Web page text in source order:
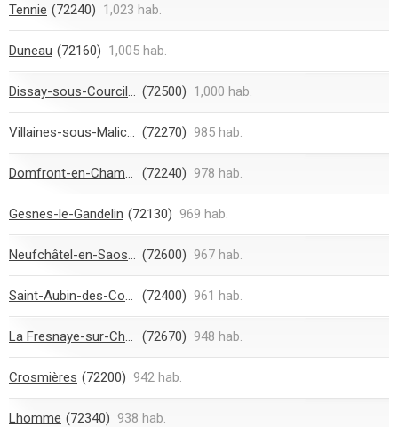
Tennie (72240) 1,023 hab.
Duneau (72160) 1,005 hab.
Dissay-sous-Courcillon (72500) 1,000 hab.
Villaines-sous-Malicorne (72270) 985 hab.
Domfront-en-Champagne (72240) 978 hab.
Gesnes-le-Gandelin (72130) 969 hab.
Neufchâtel-en-Saosnois (72600) 967 hab.
Saint-Aubin-des-Coudrais (72400) 961 hab.
La Fresnaye-sur-Chédouet (72670) 948 hab.
Crosmières (72200) 942 hab.
Lhomme (72340) 938 hab.